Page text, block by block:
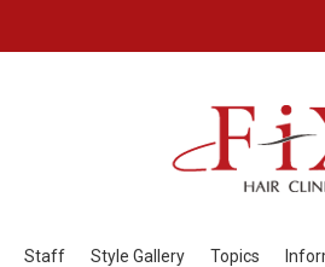
Staff Style Gallery Topics